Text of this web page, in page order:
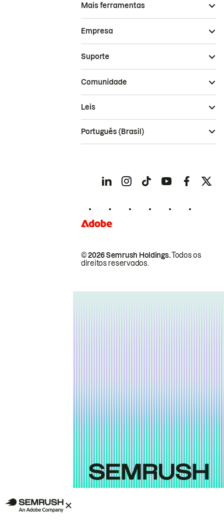
Mais ferramentas
Empresa
Suporte
Comunidade
© 2026 Semrush Holdings.Todos os
direitos reservados.
Leis
Português (Brasil)